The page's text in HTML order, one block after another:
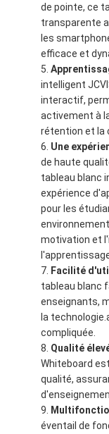
de pointe, ce
transparente
les
efficace et
intelligent
interactif,
activement à
rétention et la
Une
de haute
tableau blanc
expérience
pour les
motivation et
Facilité
tableau blanc
enseignants,
la
compliquée.
Qualité
Whiteboard
qualité,
éventail de